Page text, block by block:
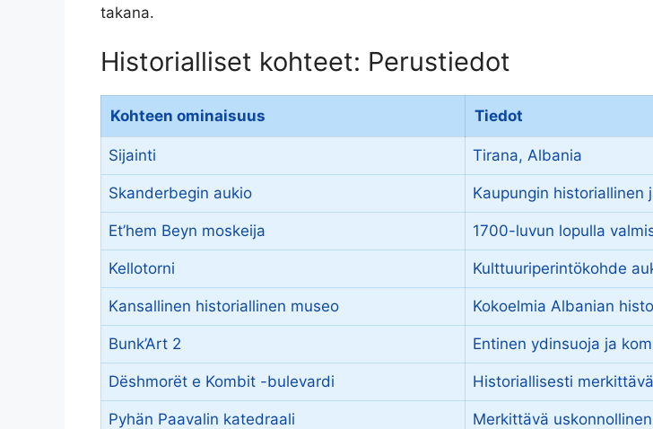
takana.
Historialliset kohteet: Perustiedot
Kohteen ominaisuus Tiedot
Sijainti Tirana, Albania
Skanderbegin aukio Kaupungin historiallinen
Et’hem Beyn moskeija 1700-luvun lopulla
Kellotorni Kulttuuriperintökohde
Kansallinen historiallinen museo Kokoelmia Albanian
Bunk’Art 2 Entinen ydinsuoja ja
Dëshmorët e Kombit -bulevardi Historiallisesti
Pyhän Paavalin katedraali Merkittävä